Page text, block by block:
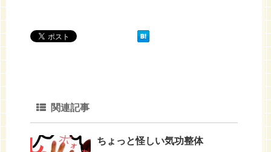
関連記事
ちょっと怪しい気功整体